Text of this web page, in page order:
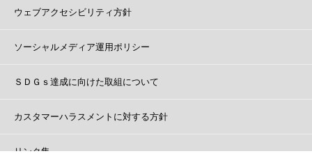
ウェブアクセシビリティ方針
ソーシャルメディア運用ポリシー
ＳＤＧｓ達成に向けた取組について
カスタマーハラスメントに対する方針
リンク集